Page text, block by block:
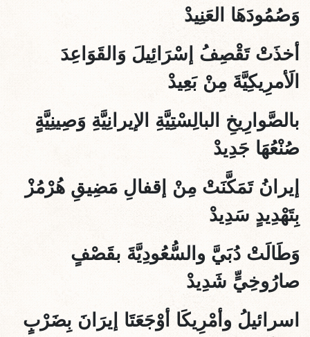
وَصُمُودَهَا العَنِيدْ
أخذَتْ تَقْصِفُ إسْرَائِيلَ وَالقَوَاعِدَ
الَأمرِيكِيَّةَ مِنْ بَعِيدْ
بالصَّوارِيخِ البالِسْتِيَّةِ الإيرانِيَّةِ وَصِينِيَّةٍ
صُنْعُهَا جَدِيدْ
إيرانُ تَمَكَّنَتْ مِنْ إقفالِ مَضِيقِ هُرْمُزْ
بِتَهْدِيدٍ سَدِيدْ
وَطَالَتْ دُبَيَّ والسُّعُودِيَّةَ بقَصْفٍ
صارُوخِيٍّ شَدِيدْ
اسرائيلُ وأمْرِيكَا أوْجَعَتَا إيرَانَ بِضَرْبٍ